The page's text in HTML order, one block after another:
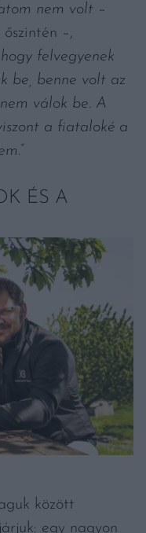
nem volt –
–,
felvegyenek
be, benne volt az
válok be. A
a fiataloké a
”
ÉS A
között
egy nagyon